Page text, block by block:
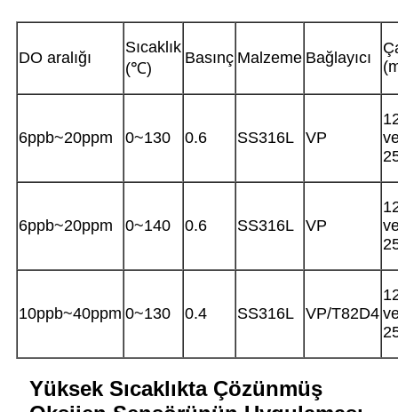
DO aralığı
Sıcaklık
(℃)
Basınç Malzeme Bağlayıcı
6ppb~20ppm 0~130 0.6 SS316L VP
6ppb~20ppm 0~140 0.6 SS316L VP
10ppb~40ppm 0~130 0.4 SS316L VP/T82D4
Yüksek Sıcaklıkta Çözünmüş